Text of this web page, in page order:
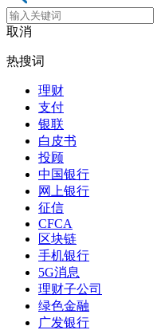
取消
热搜词
理财
支付
银联
白皮书
投顾
中国银行
网上银行
征信
CFCA
区块链
手机银行
5G消息
理财子公司
绿色金融
广发银行